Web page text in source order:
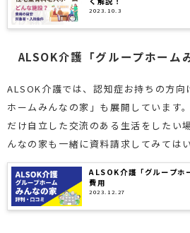
2023.10.3
ALSOK介護「グループホーム
ALSOK介護では、認知症お持ちの方向
ホームみんなの家」も展開しています
だけ自立した交流のある生活をしたい
んなの家も一緒に資料請求してみては
ALSOK介護「グループホ
費用
2023.12.27